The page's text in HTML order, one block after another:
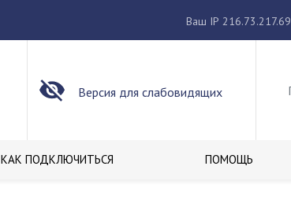
Ваш IP 216.73.217.69
Версия для слабовидящих
КАК ПОДКЛЮЧИТЬСЯ ПОМОЩЬ